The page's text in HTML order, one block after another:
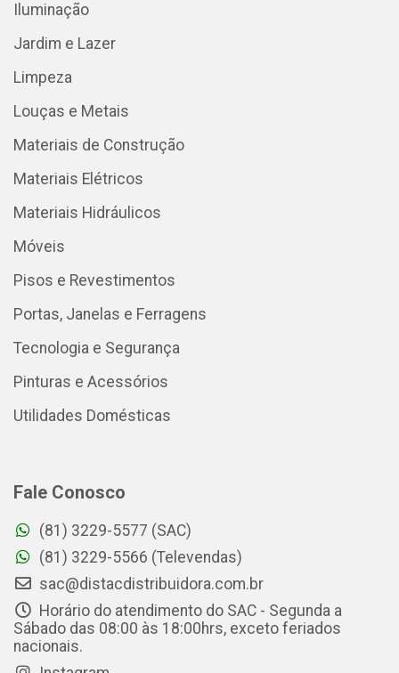
Iluminação
Jardim e Lazer
Limpeza
Louças e Metais
Materiais de Construção
Materiais Elétricos
Materiais Hidráulicos
Móveis
Pisos e Revestimentos
Portas, Janelas e Ferragens
Tecnologia e Segurança
Pinturas e Acessórios
Utilidades Domésticas
Fale Conosco
(81) 3229-5577 (SAC)
(81) 3229-5566 (Televendas)
sac@distacdistribuidora.com.br
Horário do atendimento do SAC - Segunda a
Sábado das 08:00 às 18:00hrs, exceto feriados
nacionais.